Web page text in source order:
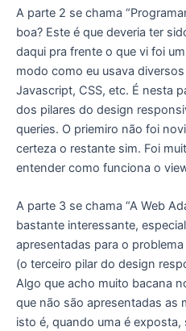
A parte 2 se chama
boa? Este é que deveria ter
daqui pra frente o que vi foi
modo como eu usava
Javascript, CSS, etc. É nesta
dos pilares do design
queries. O priemiro não foi
certeza o restante sim. Foi
entender como funciona o
A parte 3 se chama “A Web
bastante interessante,
apresentadas para o
(o terceiro pilar do design
Algo que acho muito bacana
que não são apresentadas as
isto é, quando uma é